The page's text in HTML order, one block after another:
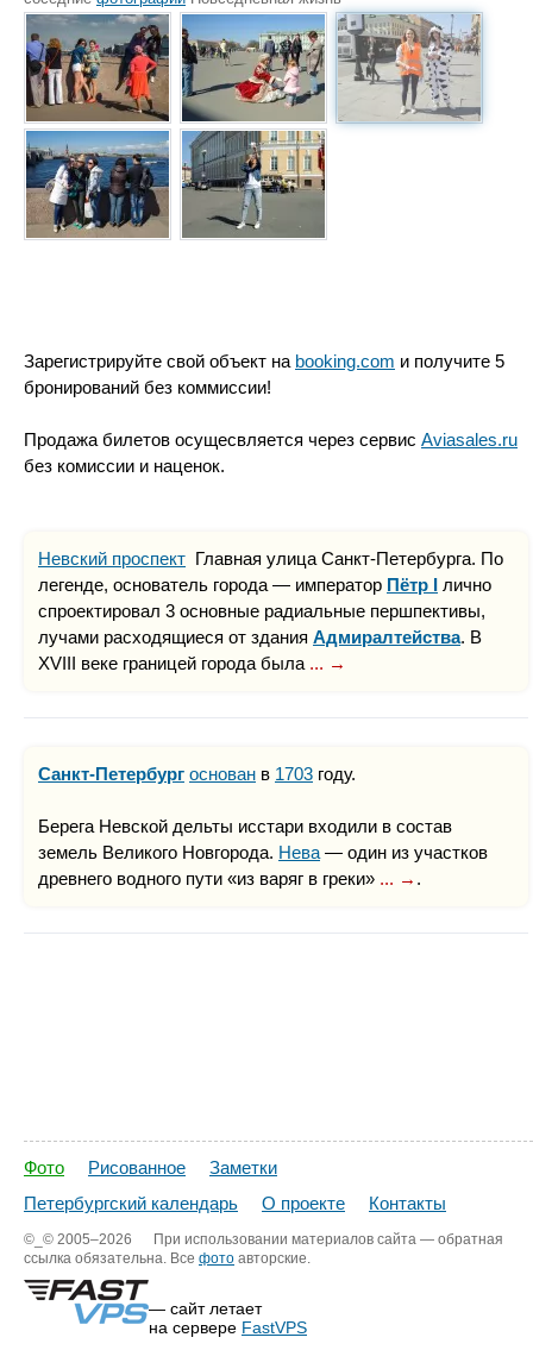
Зарегистрируйте свой объект на booking.com и получите 5
бронирований без коммиссии!
Продажа билетов осущесвляется через сервис Aviasales.ru
без комиссии и наценок.
Невский проспект Главная улица Санкт-Петербурга. По
легенде, основатель города — император Пётр I лично
спроектировал 3 основные радиальные першпективы,
лучами расходящиеся от здания Адмиралтейства. В
XVIII веке границей города была ... →
Санкт-Петербург основан в 1703 году.
Берега Невской дельты исстари входили в состав
земель Великого Новгорода. Нева — один из участков
древнего водного пути «из варяг в греки» ... → .
Фото Рисованное
Заметки
Петербургский календарь
О проекте Контакты
©_© 2005–2026
При использовании материалов сайта — обратная
ссылка обязательна. Все фото авторские.
— сайт летает
на сервере FastVPS